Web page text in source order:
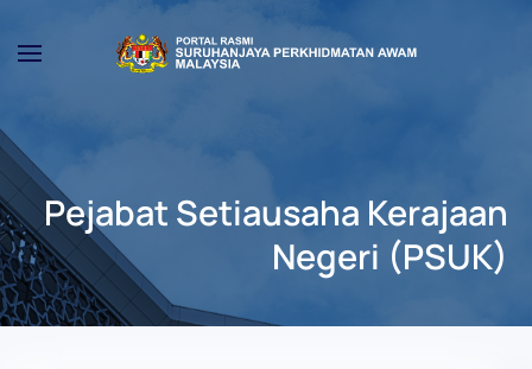
Skip to main content
Pejabat Setiausaha Kerajaan
Negeri (PSUK)